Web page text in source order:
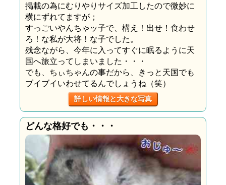
掲載の為にむりやりサイズ加工したので微妙に
横にずれてますが；
すっごいやんちゃッ子で、構え！出せ！食わせ
ろ！な私が大将！な子でした。
残念ながら、今年に入ってすぐに眠るように天
国へ旅立ってしまいました・・・
でも、ちぃちゃんの事だから、きっと天国でも
ブイブイいわせてるんでしょうね（笑）
詳しい情報と大きな写真
どんな格好でも・・・